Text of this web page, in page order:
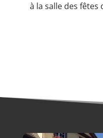
à la salle des fêtes